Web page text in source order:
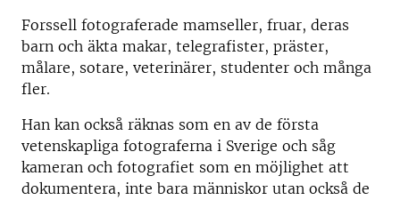
Forssell fotograferade mamseller, fruar, deras
barn och äkta makar, telegrafister, präster,
målare, sotare, veterinärer, studenter och många
fler.
Han kan också räknas som en av de första
vetenskapliga fotograferna i Sverige och såg
kameran och fotografiet som en möjlighet att
dokumentera, inte bara människor utan också de